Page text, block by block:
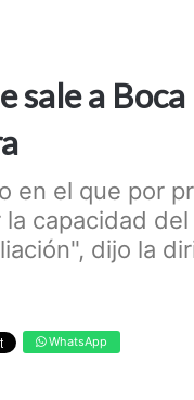
sale a
en el que por
capacidad
dijo la
WhatsApp